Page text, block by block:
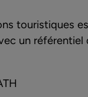
touristiques
un référentiel